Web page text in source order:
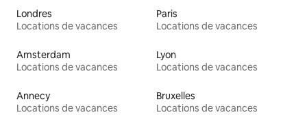
Londres
Locations de vacances
Paris
Locations de vacances
Amsterdam
Locations de vacances
Lyon
Locations de vacances
Annecy
Locations de vacances
Bruxelles
Locations de vacances